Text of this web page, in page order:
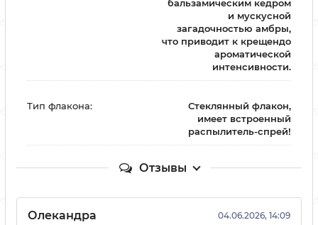
бальзамическим кедром
и мускусной
загадочностью амбры,
что приводит к крещендо
ароматической
интенсивности.
Тип флакона:
Стеклянный флакон,
имеет встроенный
распылитель-спрей!
Отзывы
Олекандра 04.06.2026, 14:09